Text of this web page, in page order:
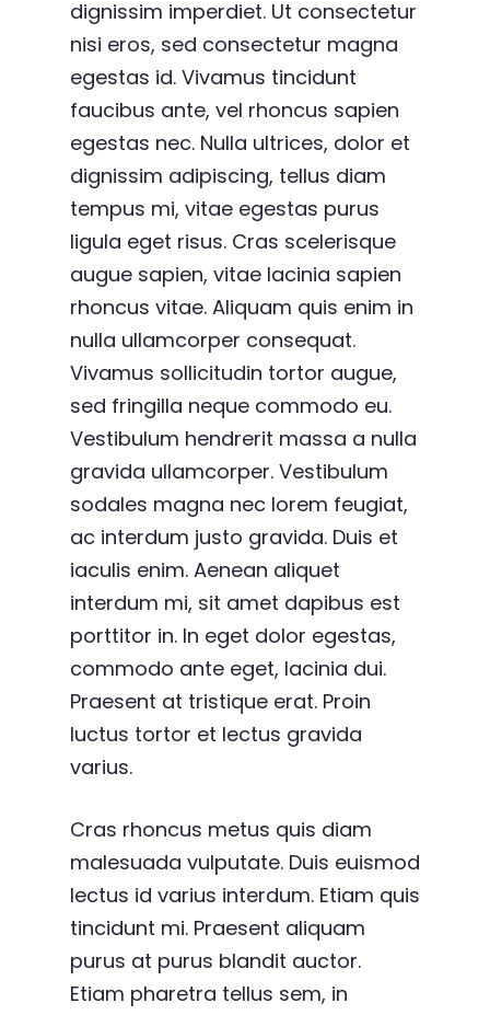
dignissim imperdiet. Ut consectetur
nisi eros, sed consectetur magna
egestas id. Vivamus tincidunt
faucibus ante, vel rhoncus sapien
egestas nec. Nulla ultrices, dolor et
dignissim adipiscing, tellus diam
tempus mi, vitae egestas purus
ligula eget risus. Cras scelerisque
augue sapien, vitae lacinia sapien
rhoncus vitae. Aliquam quis enim in
nulla ullamcorper consequat.
Vivamus sollicitudin tortor augue,
sed fringilla neque commodo eu.
Vestibulum hendrerit massa a nulla
gravida ullamcorper. Vestibulum
sodales magna nec lorem feugiat,
ac interdum justo gravida. Duis et
iaculis enim. Aenean aliquet
interdum mi, sit amet dapibus est
porttitor in. In eget dolor egestas,
commodo ante eget, lacinia dui.
Praesent at tristique erat. Proin
luctus tortor et lectus gravida
varius.
Cras rhoncus metus quis diam
malesuada vulputate. Duis euismod
lectus id varius interdum. Etiam quis
tincidunt mi. Praesent aliquam
purus at purus blandit auctor.
Etiam pharetra tellus sem, in